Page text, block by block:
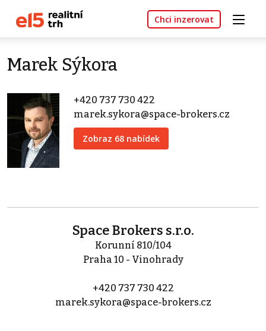
Chci inzerovat
Marek Sýkora
+420 737 730 422
marek.sykora@space-brokers.cz
Zobraz 68 nabídek
Space Brokers s.r.o.
Korunní 810/104
Praha 10 - Vinohrady
+420 737 730 422
marek.sykora@space-brokers.cz